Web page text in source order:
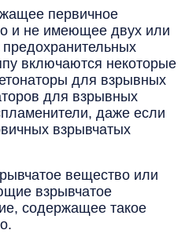
первичное
и не имеющее двух или
включаются некоторые
для взрывных
для взрывных
даже если
взрывчатых
вещество или
взрывчатое
содержащее такое